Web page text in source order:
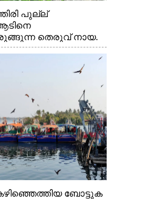
പുല്ല്
തെരുവ് നായ.
നിന്നുള്ള
ബോട്ടുക